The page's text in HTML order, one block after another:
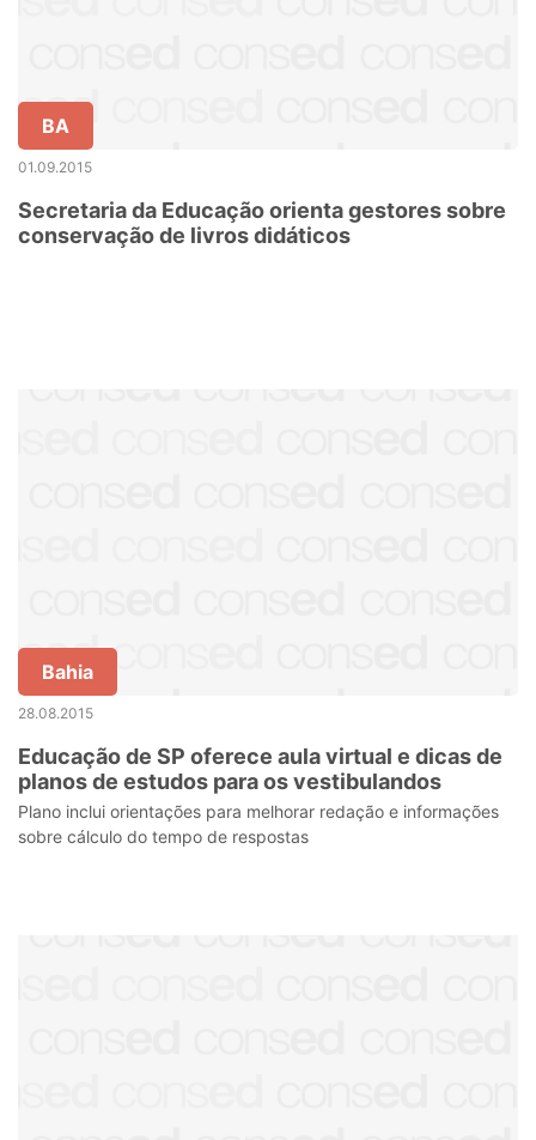
BA
01.09.2015
Secretaria da Educação orienta gestores sobre
conservação de livros didáticos
Bahia
28.08.2015
Educação de SP oferece aula virtual e dicas de
planos de estudos para os vestibulandos
Plano inclui orientações para melhorar redação e informações
sobre cálculo do tempo de respostas